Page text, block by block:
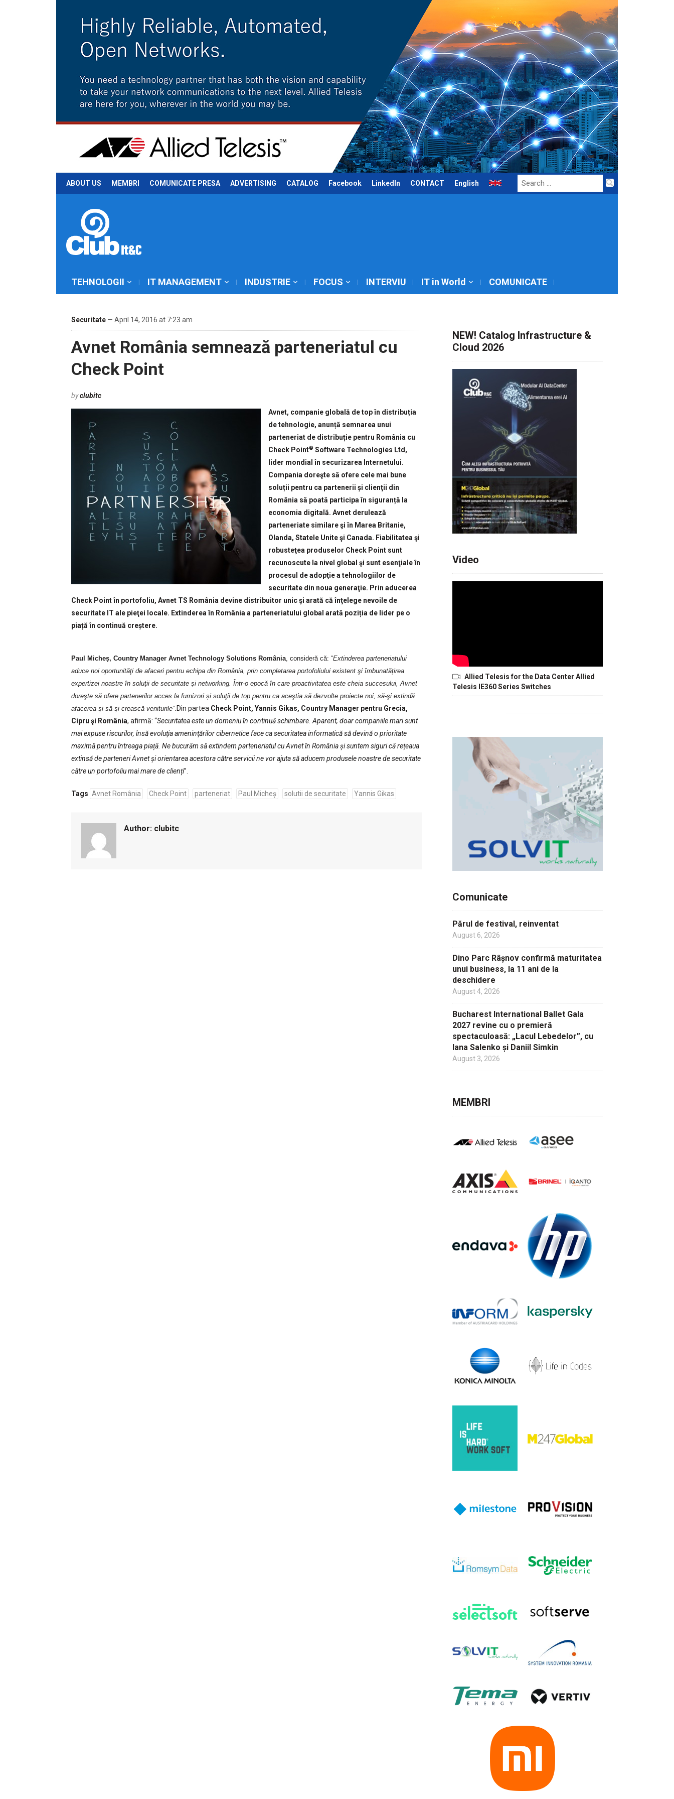
ABOUT US MEMBRI COMUNICATE PRESA ADVERTISING CATALOG Facebook LinkedIn CONTACT English
Search
for:
TEHNOLOGII IT MANAGEMENT INDUSTRIE FOCUS INTERVIU IT in World COMUNICATE
Securitate — April 14, 2016 at 7:23 am
Avnet România semnează parteneriatul cu
Check Point
byclubitc
Avnet, companie globală de top în distribuția
de tehnologie, anunță semnarea unui
parteneriat de distribuție pentru România cu
Check Point® Software Technologies Ltd,
lider mondial în securizarea Internetului.
Compania doreşte să ofere cele mai bune
soluții pentru ca partenerii și clienţii din
România să poată participa în siguranță la
economia digitală. Avnet derulează
parteneriate similare şi în Marea Britanie,
Olanda, Statele Unite şi Canada. Fiabilitatea şi
robusteţea produselor Check Point sunt
recunoscute la nivel global şi sunt esenţiale în
procesul de adopţie a tehnologiilor de
securitate din noua generaţie. Prin aducerea
Check Point în portofoliu, Avnet TS România devine distribuitor unic şi arată că înţelege nevoile de
securitate IT ale pieţei locale. Extinderea în România a parteneriatului global arată poziția de lider pe o
piață în continuă creștere.
Paul Micheș, Country Manager Avnet Technology Solutions România, consideră că: “Extinderea parteneriatului
aduce noi oportunităţi de afaceri pentru echipa din România, prin completarea portofoliului existent şi îmbunatățirea
expertizei noastre în soluţii de securitate şi networking. Într-o epocă în care proactivitatea este cheia succesului, Avnet
doreşte să ofere partenerilor acces la furnizori și soluţii de top pentru ca aceştia să dezvolte proiecte noi, să-şi extindă
afacerea şi să-şi crească veniturile”. Din partea Check Point, Yannis Gikas, Country Manager pentru Grecia,
Cipru şi România, afirmă: “Securitatea este un domeniu în continuă schimbare. Aparent, doar companiile mari sunt
mai expuse riscurilor, însă evoluţia ameninţărilor cibernetice face ca securitatea informatică să devină o prioritate
maximă pentru întreaga piață. Ne bucurăm să extindem parteneriatul cu Avnet în România și suntem siguri că rețeaua
extinsă de parteneri Avnet și orientarea acestora către servicii ne vor ajuta să aducem produsele noastre de securitate
către un portofoliu mai mare de clienți”.
Tags Avnet România Check Point parteneriat Paul Micheș solutii de securitate Yannis Gikas
Author: clubitc
NEW! Catalog Infrastructure &
Cloud 2026
Video
Allied Telesis for the Data Center Allied
Telesis IE360 Series Switches
Comunicate
Părul de festival, reinventat
August 6, 2026
Dino Parc Râșnov confirmă maturitatea
unui business, la 11 ani de la
deschidere
August 4, 2026
Bucharest International Ballet Gala
2027 revine cu o premieră
spectaculoasă: „Lacul Lebedelor”, cu
Iana Salenko și Daniil Simkin
August 3, 2026
MEMBRI